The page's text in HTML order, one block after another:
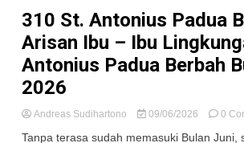
310 St. Antonius Padua
Arisan Ibu – Ibu
Antonius Padua Berbah
2026
Andreas Sudihartono 09/06/2026 0
Tanpa terasa sudah memasuki Bulan Juni,